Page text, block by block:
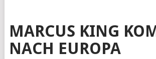
MARCUS KING
NACH EUROPA